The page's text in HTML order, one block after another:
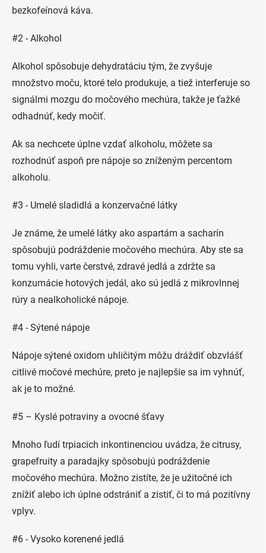
bezkofeínová káva.
#2 - Alkohol
Alkohol spôsobuje dehydratáciu tým, že zvyšuje
množstvo moču, ktoré telo produkuje, a tiež interferuje so
signálmi mozgu do močového mechúra, takže je ťažké
odhadnúť, kedy močiť.
Ak sa nechcete úplne vzdať alkoholu, môžete sa
rozhodnúť aspoň pre nápoje so zníženým percentom
alkoholu.
#3 - Umelé sladidlá a konzervačné látky
Je známe, že umelé látky ako aspartám a sacharín
spôsobujú podráždenie močového mechúra. Aby ste sa
tomu vyhli, varte čerstvé, zdravé jedlá a zdržte sa
konzumácie hotových jedál, ako sú jedlá z mikrovlnnej
rúry a nealkoholické nápoje.
#4 - Sýtené nápoje
Nápoje sýtené oxidom uhličitým môžu dráždiť obzvlášť
citlivé močové mechúre, preto je najlepšie sa im vyhnúť,
ak je to možné.
#5 – Kyslé potraviny a ovocné šťavy
Mnoho ľudí trpiacich inkontinenciou uvádza, že citrusy,
grapefruity a paradajky spôsobujú podráždenie
močového mechúra. Možno zistíte, že je užitočné ich
znížiť alebo ich úplne odstrániť a zistiť, či to má pozitívny
vplyv.
#6 - Vysoko korenené jedlá